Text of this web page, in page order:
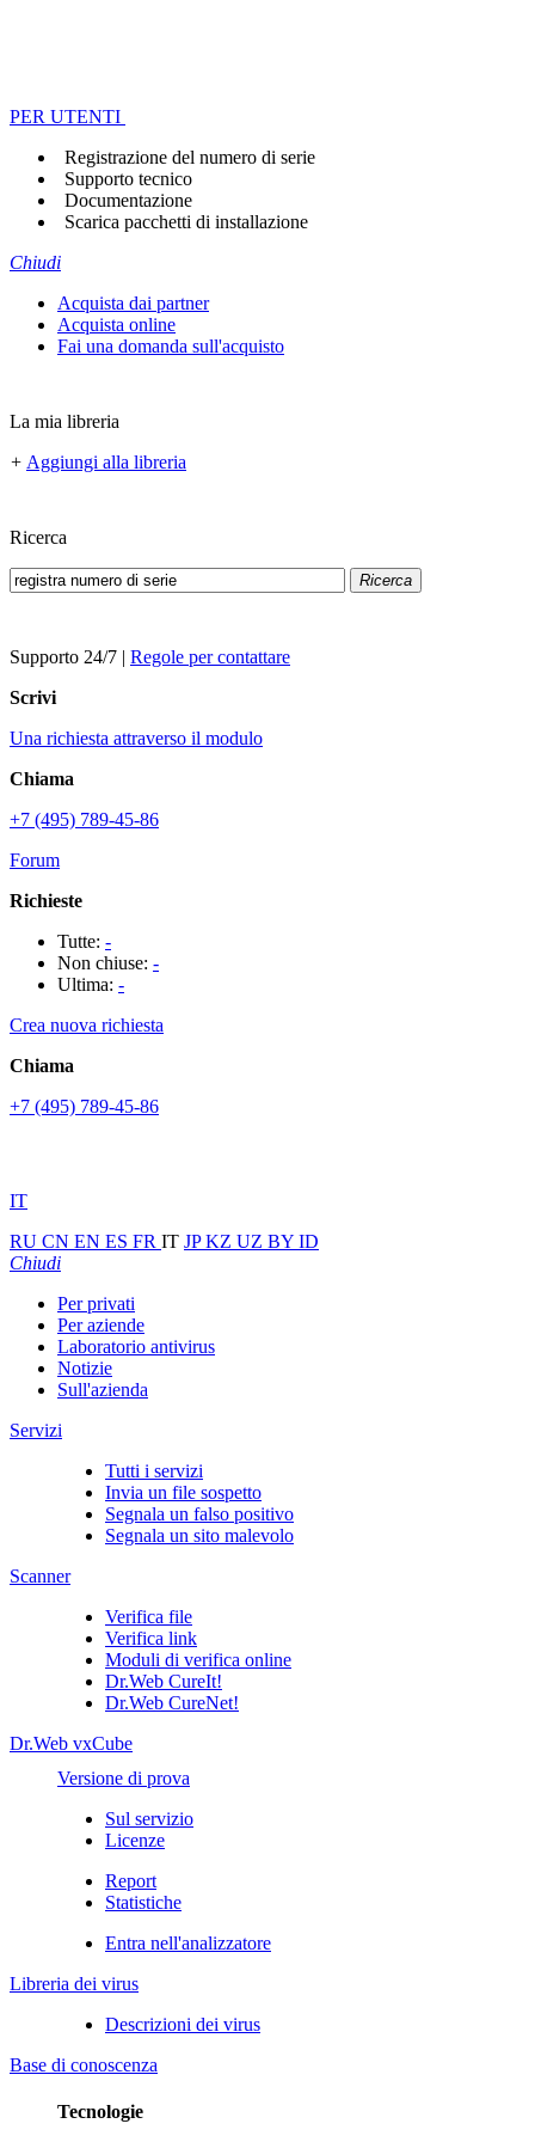
PER UTENTI
Registrazione del numero di serie
Supporto tecnico
Documentazione
Scarica pacchetti di installazione
Chiudi
Acquista dai partner
Acquista online
Fai una domanda sull'acquisto
La mia libreria
+ Aggiungi alla libreria
Ricerca
Ricerca
Supporto 24/7 | Regole per contattare
Scrivi
Una richiesta attraverso il modulo
Chiama
+7 (495) 789-45-86
Forum
Richieste
Tutte: -
Non chiuse: -
Ultima: -
Crea nuova richiesta
Chiama
+7 (495) 789-45-86
IT
RU CN EN ES FR IT JPKZ UZ BY ID
Chiudi
Per privati
Per aziende
Laboratorio antivirus
Notizie
Sull'azienda
Servizi
Tutti i servizi
Invia un file sospetto
Segnala un falso positivo
Segnala un sito malevolo
Scanner
Verifica file
Verifica link
Moduli di verifica online
Dr.Web CureIt!
Dr.Web CureNet!
Dr.Web vxCube
Versione di prova
Sul servizio
Licenze
Report
Statistiche
Entra nell'analizzatore
Libreria dei virus
Descrizioni dei virus
Base di conoscenza
Tecnologie